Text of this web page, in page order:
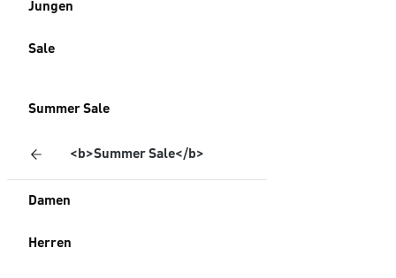
Jungen
Sale
Summer Sale
<b>Summer Sale</b>
Damen
Herren